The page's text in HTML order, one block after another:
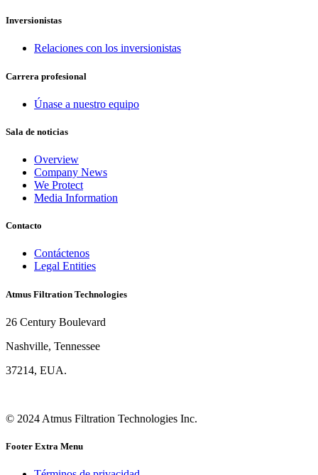
Inversionistas
Relaciones con los inversionistas
Carrera profesional
Únase a nuestro equipo
Sala de noticias
Overview
Company News
We Protect
Media Information
Contacto
Contáctenos
Legal Entities
Atmus Filtration Technologies
26 Century Boulevard
Nashville, Tennessee
37214, EUA.
© 2024 Atmus Filtration Technologies Inc.
Footer Extra Menu